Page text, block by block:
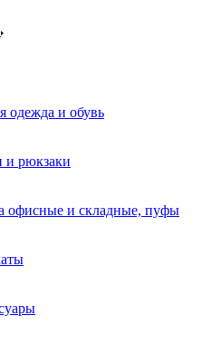
одежда и обувь
и рюкзаки
офисные и складные, пуфы